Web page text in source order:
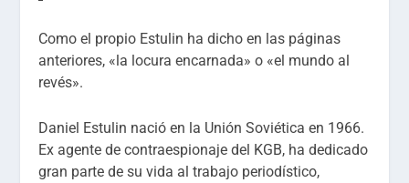
Como el propio Estulin ha dicho en las páginas
anteriores, «la locura encarnada» o «el mundo al
revés».
Daniel Estulin nació en la Unión Soviética en 1966.
Ex agente de contraespionaje del KGB, ha dedicado
gran parte de su vida al trabajo periodístico,